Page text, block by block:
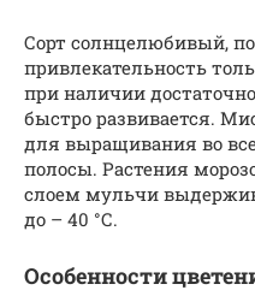
Сорт солнцелюбивый,
привлекательность
при наличии
быстро развивается.
для выращивания во
полосы. Растения
слоем мульчи
до – 40 °С.
Особенности